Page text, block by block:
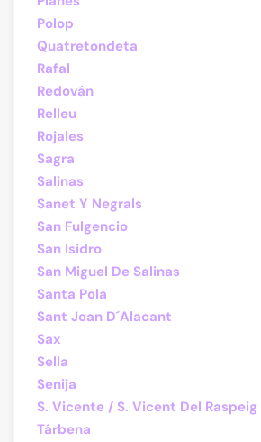
Polop
Quatretondeta
Rafal
Redován
Relleu
Rojales
Sagra
Salinas
Sanet Y Negrals
San Fulgencio
San Isidro
San Miguel De Salinas
Santa Pola
Sant Joan D´Alacant
Sax
Sella
Senija
S. Vicente / S. Vicent Del Raspeig
Tárbena